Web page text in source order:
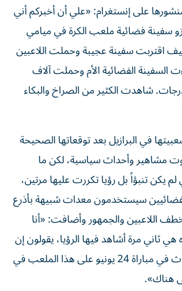
على إنستغرام: «علي أن أخبركم أني
سفينة فضائية ملعب الكرة في ميامي
اقتربت سفينة عجيبة وحملت اللاعبين
الفضائية الأم وحملت آلاف
شاهدت الكثير من الصراخ والبكاء
في البرازيل بعد توقعاتها الصحيحة
مشاهير وأحداث سياسية، لكن ما
تنبؤاً بل رؤيا تكررت عليها مرتين،
سيستخدمون معدات شبيهة بأذرع
اللاعبين والجمهور وأضافت: «أنا
ثاني مرة أشاهد فيها الرؤيا، يقولون إن
شيئاً ما سيئاً سيحدث في مباراة 24 يونيو على هذا الملعب في
هناك».